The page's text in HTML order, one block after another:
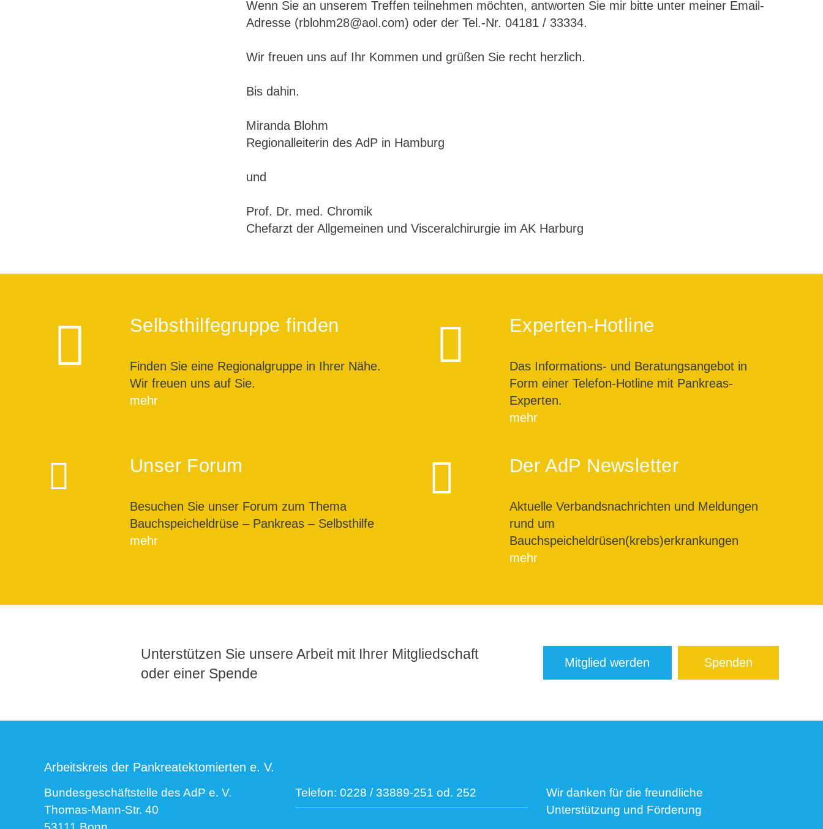
Wenn Sie an unserem Treffen teilnehmen möchten, antworten Sie mir bitte unter meiner Email-
Adresse (rblohm28@aol.com) oder der Tel.-Nr. 04181 / 33334.
Wir freuen uns auf Ihr Kommen und grüßen Sie recht herzlich.
Bis dahin.
Miranda Blohm
Regionalleiterin des AdP in Hamburg
und
Prof. Dr. med. Chromik
Chefarzt der Allgemeinen und Visceralchirurgie im AK Harburg
Selbsthilfegruppe finden
Finden Sie eine Regionalgruppe in Ihrer Nähe.
Wir freuen uns auf Sie.
mehr
Experten-Hotline
Das Informations- und Beratungsangebot in
Form einer Telefon-Hotline mit Pankreas-
Experten.
mehr
Unser Forum
Besuchen Sie unser Forum zum Thema
Bauchspeicheldrüse – Pankreas – Selbsthilfe
mehr
Der AdP Newsletter
Aktuelle Verbandsnachrichten und Meldungen
rund um
Bauchspeicheldrüsen(krebs)erkrankungen
mehr
Unterstützen Sie unsere Arbeit mit Ihrer Mitgliedschaft
oder einer Spende
Mitglied werden Spenden
Arbeitskreis der Pankreatektomierten e. V.
Bundesgeschäftstelle des AdP e. V.
Thomas-Mann-Str. 40
Telefon: 0228 / 33889-251 od. 252
Wir danken für die freundliche
Unterstützung und Förderung